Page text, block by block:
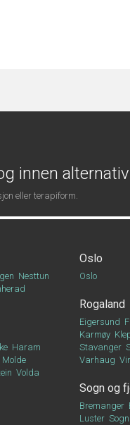
innen
eller terapiform.
Nesttun
Haram
Molde
Volda
Oslo
Oslo
Rogaland
Eigersund
Karmøy
Stavanger
Varhaug
Sogn og
Bremanger
Luster